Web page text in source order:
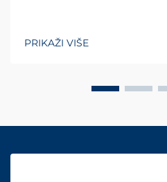
PRIKAŽI VIŠE